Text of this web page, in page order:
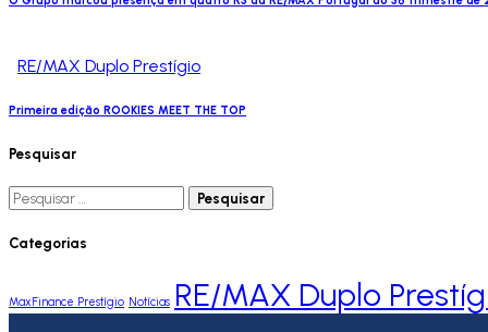
RE/MAX Duplo Prestígio
Primeira edição ROOKIES MEET THE TOP
Pesquisar
Categorias
MaxFinance Prestígio Notícias RE/MAX Duplo